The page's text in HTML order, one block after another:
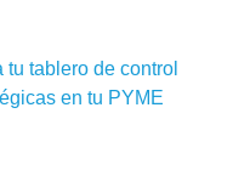
tablero de control
en tu PYME